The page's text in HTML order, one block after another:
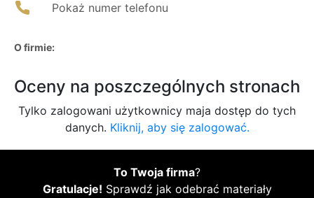
Pokaż numer telefonu
O firmie:
Oceny na poszczególnych stronach
Tylko zalogowani użytkownicy maja dostęp do tych
danych. Kliknij, aby się zalogować.
To Twoja firma?
Gratulacje! Sprawdź jak odebrać materiały